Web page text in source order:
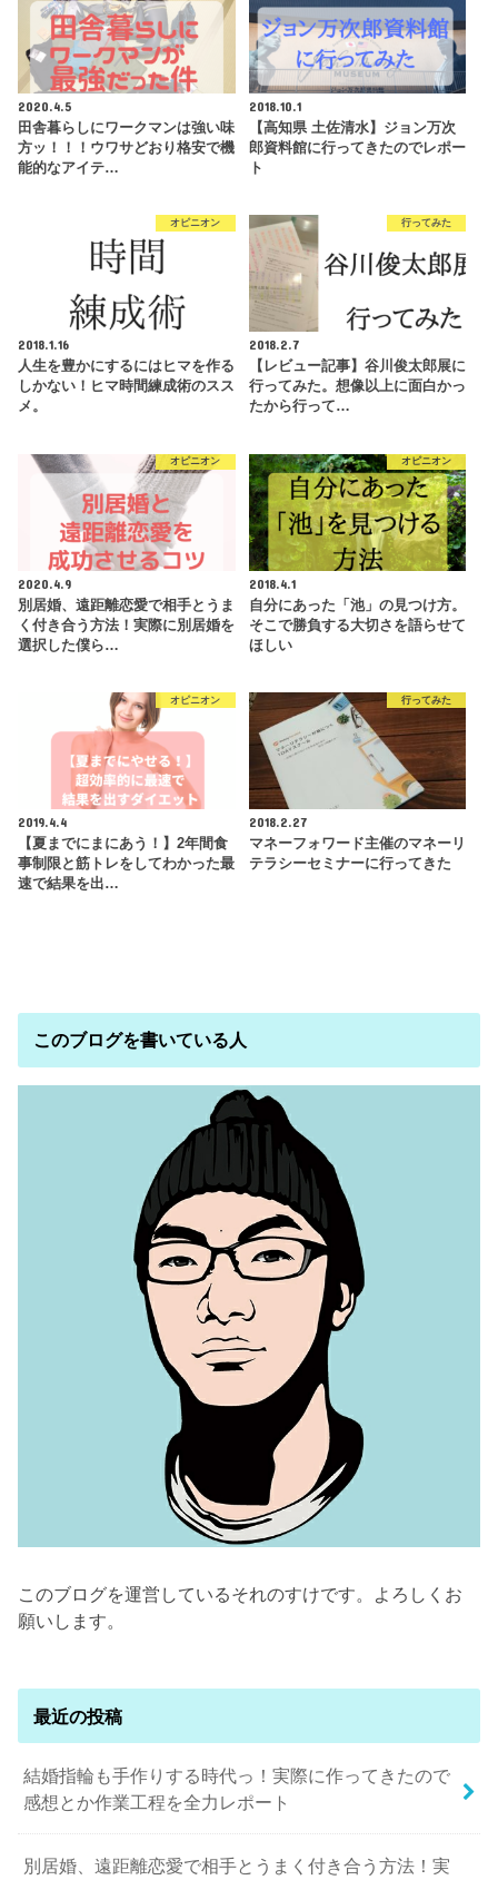
2020.4.5
田舎暮らしにワークマンは強い味
方ッ！！！ウワサどおり格安で機
能的なアイテ…
2018.10.1
【高知県 土佐清水】ジョン万次
郎資料館に行ってきたのでレポー
ト
オピニオン
2018.1.16
人生を豊かにするにはヒマを作る
しかない！ヒマ時間練成術のスス
メ。
行ってみた
2018.2.7
【レビュー記事】谷川俊太郎展に
行ってみた。想像以上に面白かっ
たから行って…
オピニオン
2020.4.9
別居婚、遠距離恋愛で相手とうま
く付き合う方法！実際に別居婚を
選択した僕ら…
オピニオン
2018.4.1
自分にあった「池」の見つけ方。
そこで勝負する大切さを語らせて
ほしい
オピニオン
2019.4.4
【夏までにまにあう！】2年間食
事制限と筋トレをしてわかった最
速で結果を出…
行ってみた
2018.2.27
マネーフォワード主催のマネーリ
テラシーセミナーに行ってきた
このブログを書いている人
このブログを運営しているそれのすけです。よろしくお
願いします。
最近の投稿
結婚指輪も手作りする時代っ！実際に作ってきたので
感想とか作業工程を全力レポート
別居婚、遠距離恋愛で相手とうまく付き合う方法！実